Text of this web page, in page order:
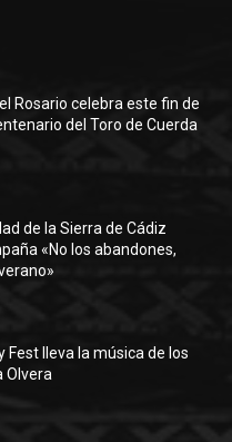
Rosario celebra este fin de
del Toro de Cuerda
de la Sierra de Cádiz
«No los abandones,
Fest lleva la música de los
Olvera